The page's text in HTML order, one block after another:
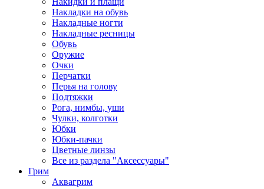
Накладки на обувь
Накладные ногти
Накладные ресницы
Обувь
Оружие
Очки
Перчатки
Перья на голову
Подтяжки
Рога, нимбы, уши
Чулки, колготки
Юбки
Юбки-пачки
Цветные линзы
Все из раздела "Аксессуары"
Грим
Аквагрим